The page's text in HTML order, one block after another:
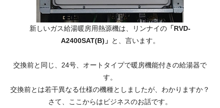
新しいガス給湯暖房用熱源機は、リンナイの 「RVD-
A2400SAT(B)」 と、言います。
交換前と同じ、24号、オートタイプで暖房機能付きの給湯器で
す。
交換前とは若干異なる仕様の機種としましたが、わかりますか？
さて、ここからはビジネスのお話です。